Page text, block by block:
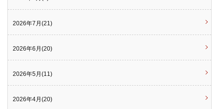
2026年7月(21)
2026年6月(20)
2026年5月(11)
2026年4月(20)